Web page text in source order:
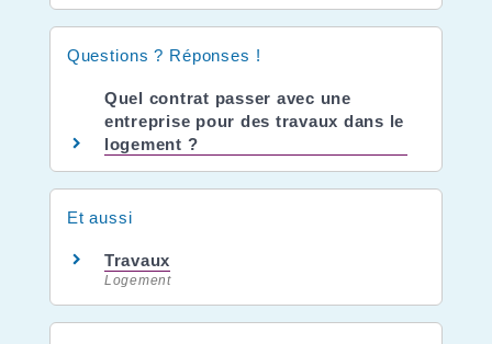
Questions ? Réponses !
Quel contrat passer avec une
entreprise pour des travaux dans le
logement ?
Et aussi
Travaux
Logement